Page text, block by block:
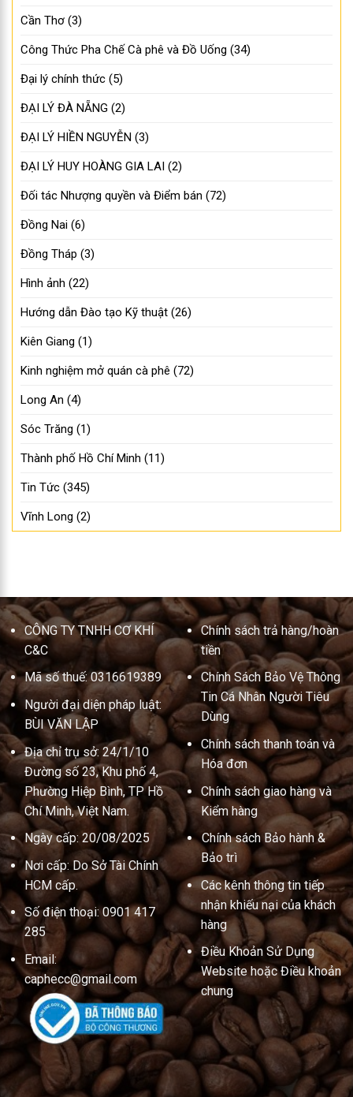
Cần Thơ (3)
Công Thức Pha Chế Cà phê và Đồ Uống (34)
Đại lý chính thức (5)
ĐẠI LÝ ĐÀ NẴNG (2)
ĐẠI LÝ HIỀN NGUYỄN (3)
ĐẠI LÝ HUY HOÀNG GIA LAI (2)
Đối tác Nhượng quyền và Điểm bán (72)
Đồng Nai (6)
Đồng Tháp (3)
Hình ảnh (22)
Hướng dẫn Đào tạo Kỹ thuật (26)
Kiên Giang (1)
Kinh nghiệm mở quán cà phê (72)
Long An (4)
Sóc Trăng (1)
Thành phố Hồ Chí Minh (11)
Tin Tức (345)
Vĩnh Long (2)
CÔNG TY TNHH CƠ KHÍ
C&C
Mã số thuế: 0316619389
Người đại diện pháp luật:
BÙI VĂN LẬP
Địa chỉ trụ sở: 24/1/10
Đường số 23, Khu phố 4,
Phường Hiệp Bình, TP Hồ
Chí Minh, Việt Nam.
Ngày cấp: 20/08/2025
Nơi cấp: Do Sở Tài Chính
HCM cấp.
Số điện thoại: 0901 417
285
Email:
caphecc@gmail.com
Chính sách trả hàng/hoàn
tiền
Chính Sách Bảo Vệ Thông
Tin Cá Nhân Người Tiêu
Dùng
Chính sách thanh toán và
Hóa đơn
Chính sách giao hàng và
Kiểm hàng
Chính sách Bảo hành &
Bảo trì
Các kênh thông tin tiếp
nhận khiếu nại của khách
hàng
Điều Khoản Sử Dụng
Website hoặc Điều khoản
chung